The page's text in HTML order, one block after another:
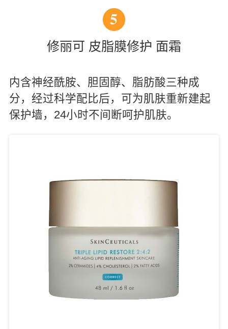
5
修丽可 皮脂膜修护 面霜
内含神经酰胺、胆固醇、脂肪酸三种成
分，经过科学配比后，可为肌肤重新建起
保护墙，24小时不间断呵护肌肤。